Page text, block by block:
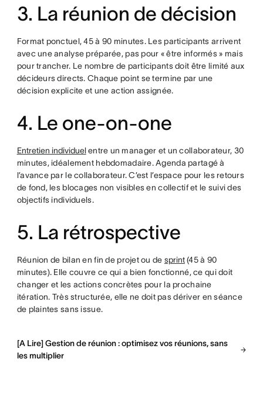
3. La réunion de décision
Format ponctuel, 45 à 90 minutes. Les participants arrivent
avec une analyse préparée, pas pour « être informés » mais
pour trancher. Le nombre de participants doit être limité aux
décideurs directs. Chaque point se termine par une
décision explicite et une action assignée.
4. Le one-on-one
Entretien individuelentre un manager et un collaborateur, 30
minutes, idéalement hebdomadaire. Agenda partagé à
l’avance par le collaborateur. C’est l’espace pour les retours
de fond, les blocages non visibles en collectif et le suivi des
objectifs individuels.
5. La rétrospective
Réunion de bilan en fin de projet ou de sprint(45 à 90
minutes). Elle couvre ce qui a bien fonctionné, ce qui doit
changer et les actions concrètes pour la prochaine
itération. Très structurée, elle ne doit pas dériver en séance
de plaintes sans issue.
[A Lire] Gestion de réunion : optimisez vos réunions, sans
les multiplier